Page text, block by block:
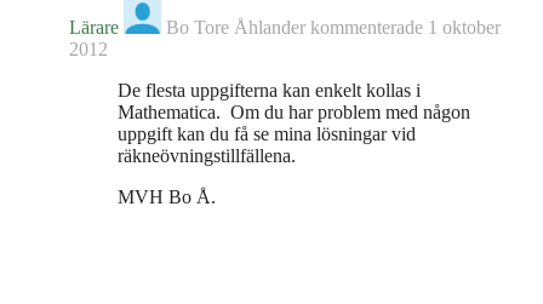
Lärare Bo Tore Åhlander kommenterade 1 oktober
2012
De flesta uppgifterna kan enkelt kollas i
Mathematica. Om du har problem med någon
uppgift kan du få se mina lösningar vid
räkneövningstillfällena.
MVH Bo Å.